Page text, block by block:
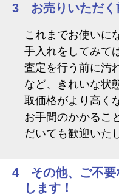
3 お売りいただく
これまでお使いに
手入れをしてみて
査定を行う前に汚
など、きれいな状
取価格がより高く
お手間のかかるこ
だいても歓迎いた
4 その他、ご不要
します！